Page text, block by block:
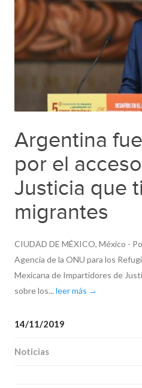
Argentina
por el
Justicia que
migrantes
CIUDAD DE MÉXICO, México -
Agencia de la ONU para los
Mexicana de Impartidores de
sobre los... leer más →
14/11/2019
Noticias